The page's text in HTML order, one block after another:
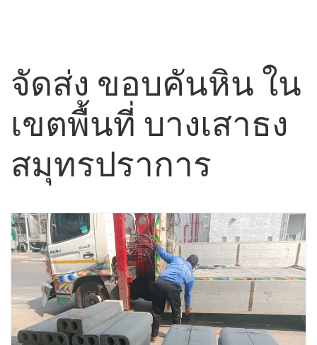
จัดส่ง ขอบคันหิน ใน
เขตพื้นที่ บางเสาธง
สมุทรปราการ